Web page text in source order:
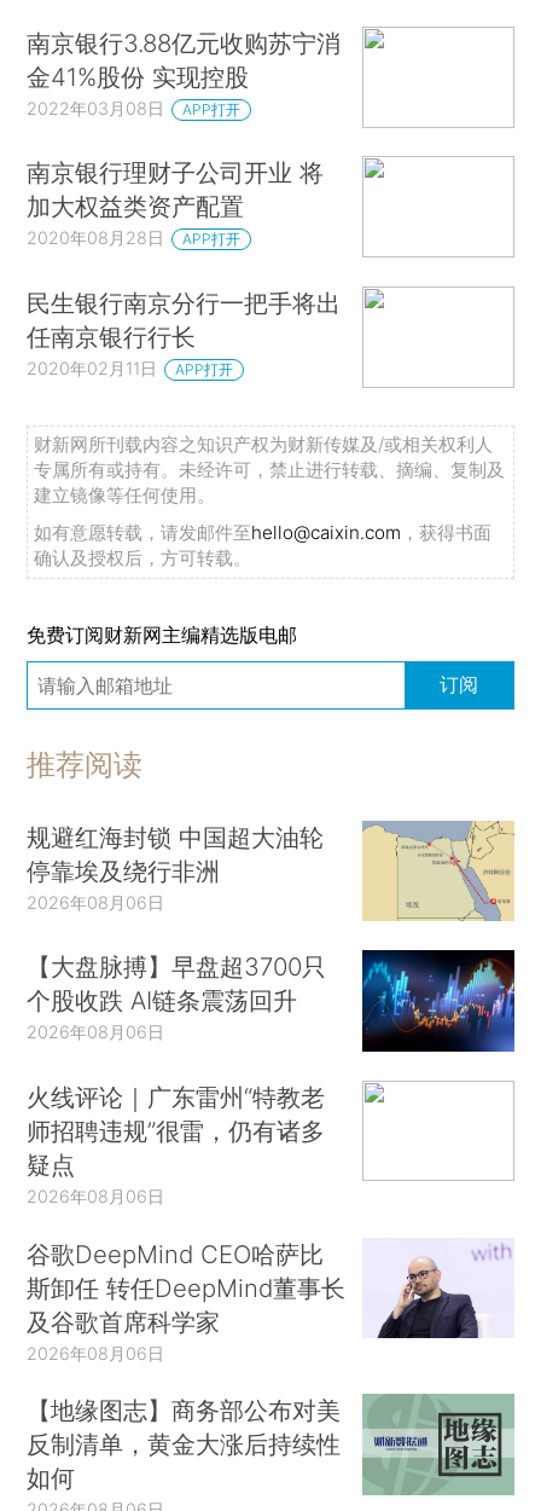
南京银行3.88亿元收购苏宁消
金41%股份 实现控股
2022年03月08日 APP打开
南京银行理财子公司开业 将
加大权益类资产配置
2020年08月28日 APP打开
民生银行南京分行一把手将出
任南京银行行长
2020年02月11日 APP打开
财新网所刊载内容之知识产权为财新传媒及/或相关权利人
专属所有或持有。未经许可，禁止进行转载、摘编、复制及
建立镜像等任何使用。
如有意愿转载，请发邮件至hello@caixin.com ，获得书面
确认及授权后，方可转载。
免费订阅财新网主编精选版电邮
订阅
推荐阅读
规避红海封锁 中国超大油轮
停靠埃及绕行非洲
2026年08月06日
【大盘脉搏】早盘超3700只
个股收跌 AI链条震荡回升
2026年08月06日
火线评论｜广东雷州“特教老
师招聘违规”很雷，仍有诸多
疑点
2026年08月06日
谷歌DeepMind CEO哈萨比
斯卸任 转任DeepMind董事长
及谷歌首席科学家
2026年08月06日
【地缘图志】商务部公布对美
反制清单，黄金大涨后持续性
如何